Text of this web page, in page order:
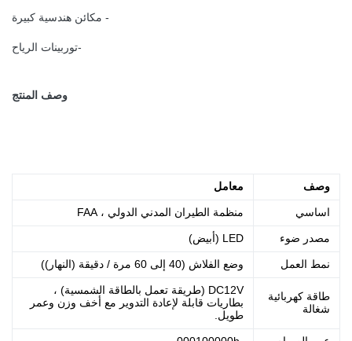
- مكائن ​​هندسية كبيرة
-توربينات الرياح
وصف المنتج
وصف معامل
اساسي منظمة الطيران المدني الدولي ، FAA
مصدر ضوء LED (أبيض)
نمط العمل وضع الفلاش (40 إلى 60 مرة / دقيقة (النهار) )
طاقة كهربائية
شغالة
DC12V (طريقة تعمل بالطاقة الشمسية) ،
بطاريات قابلة لإعادة التدوير مع أخف وزن وعمر
طويل.